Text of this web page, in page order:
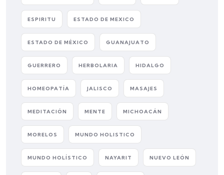
ESPIRITU ESTADO DE MEXICO
ESTADO DE MÉXICO GUANAJUATO
GUERRERO HERBOLARIA HIDALGO
HOMEOPATÍA JALISCO MASAJES
MEDITACIÓN MENTE MICHOACÁN
MORELOS MUNDO HOLISTICO
MUNDO HOLÍSTICO NAYARIT NUEVO LEÓN